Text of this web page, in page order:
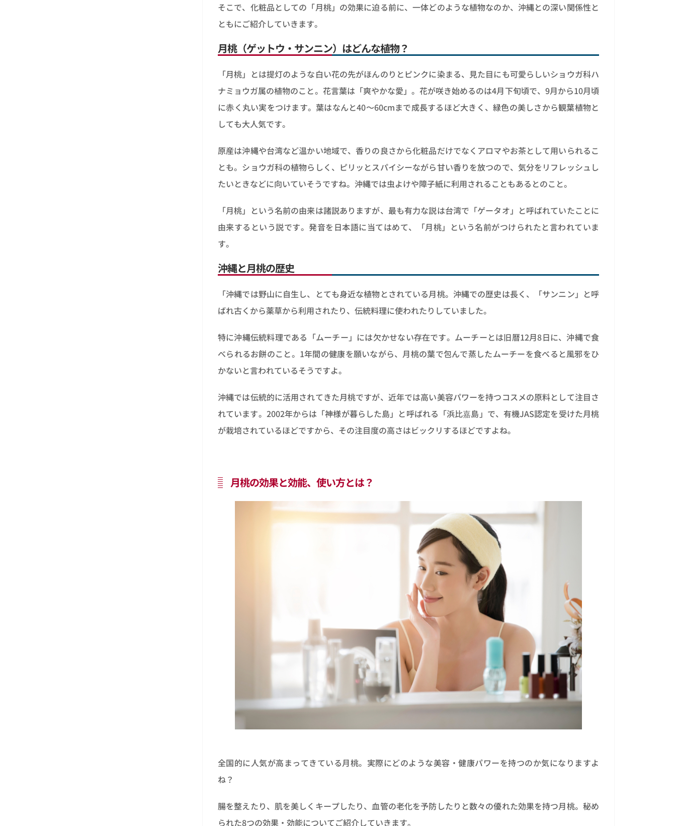
そこで、化粧品としての「月桃」の効果に迫る前に、一体どのような植物なのか、沖縄との深い関係性と
ともにご紹介していきます。
月桃（ゲットウ・サンニン）はどんな植物？
「月桃」とは提灯のような白い花の先がほんのりとピンクに染まる、見た目にも可愛らしいショウガ科ハ
ナミョウガ属の植物のこと。花言葉は「爽やかな愛」。花が咲き始めるのは4月下旬頃で、9月から10月頃
に赤く丸い実をつけます。葉はなんと40～60cmまで成長するほど大きく、緑色の美しさから観葉植物と
しても大人気です。
原産は沖縄や台湾など温かい地域で、香りの良さから化粧品だけでなくアロマやお茶として用いられるこ
とも。ショウガ科の植物らしく、ピリッとスパイシーながら甘い香りを放つので、気分をリフレッシュし
たいときなどに向いていそうですね。沖縄では虫よけや障子紙に利用されることもあるとのこと。
「月桃」という名前の由来は諸説ありますが、最も有力な説は台湾で「ゲータオ」と呼ばれていたことに
由来するという説です。発音を日本語に当てはめて、「月桃」という名前がつけられたと言われていま
す。
沖縄と月桃の歴史
「沖縄では野山に自生し、とても身近な植物とされている月桃。沖縄での歴史は長く、「サンニン」と呼
ばれ古くから薬草から利用されたり、伝統料理に使われたりしていました。
特に沖縄伝統料理である「ムーチー」には欠かせない存在です。ムーチーとは旧暦12月8日に、沖縄で食
べられるお餅のこと。1年間の健康を願いながら、月桃の葉で包んで蒸したムーチーを食べると風邪をひ
かないと言われているそうですよ。
沖縄では伝統的に活用されてきた月桃ですが、近年では高い美容パワーを持つコスメの原料として注目さ
れています。2002年からは「神様が暮らした島」と呼ばれる「浜比嘉島」で、有機JAS認定を受けた月桃
が栽培されているほどですから、その注目度の高さはビックリするほどですよね。
月桃の効果と効能、使い方とは？
全国的に人気が高まってきている月桃。実際にどのような美容・健康パワーを持つのか気になりますよ
ね？
腸を整えたり、肌を美しくキープしたり、血管の老化を予防したりと数々の優れた効果を持つ月桃。秘め
られた8つの効果・効能についてご紹介していきます。